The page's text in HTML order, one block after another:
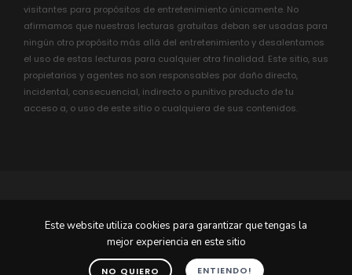
visitantes para propósitos de entretenimiento únicamente. No
afirmamos que nuestras lecturas gratuitas deban ser usadas para
ningún otro propósito más allá del entretenimiento y desalentamos
el uso de estas lecturas para cualquier otra finalidad. Este sitio, sus
propietarios y agentes no son responsables por daño directo,
incidental, consecuencial, indirecto o punitivo producto de tu
acceso a, o uso de este sitio o cualquiera de sus contenidos.
© 2004-2022 Astro-Logica.com Todos los derechos
Este website utiliza cookies para garantizar que tengas la
mejor experiencia en este sitio
NO QUIERO ENTIENDO!